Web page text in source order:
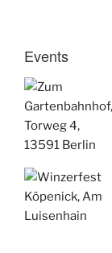
Events